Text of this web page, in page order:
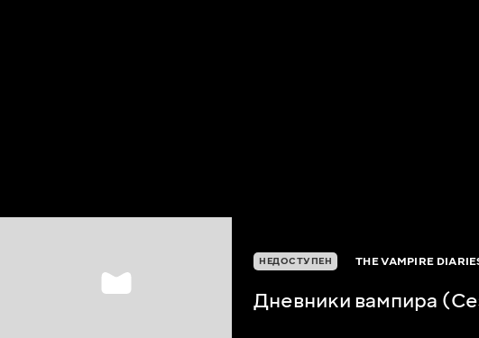
НЕДОСТУПЕН THE VAMPIRE
Дневники вампира